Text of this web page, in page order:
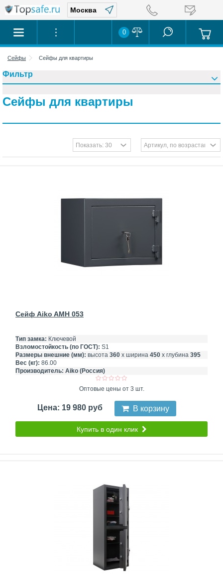
0
Сейфы Сейфы для квартиры
Сейфы для квартиры
Сейф Aiko AMH 053
Тип замка: Ключевой
Взломостойкость (по ГОСТ): S1
Размеры внешние (мм): высота 360 х ширина 450 х глубина 395
Вес (кг): 86.00
Производитель: Aiko (Россия)
Оптовые цены от 3 шт.
Цена: 19 980 руб В корзину
Купить в один клик
Фильтр